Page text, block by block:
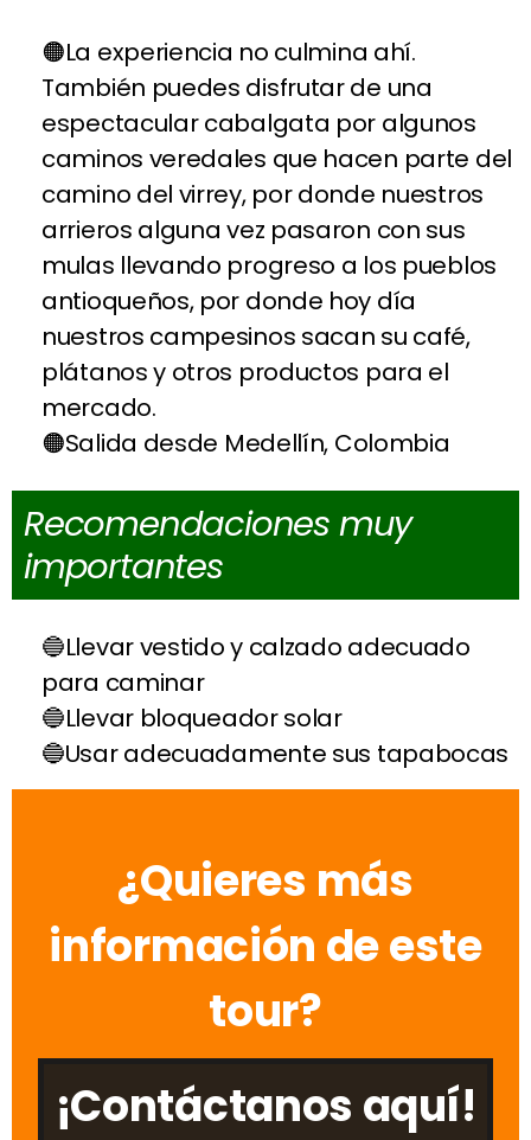
La experiencia no culmina ahí.
También puedes disfrutar de una
espectacular cabalgata por algunos
caminos veredales que hacen parte del
camino del virrey, por donde nuestros
arrieros alguna vez pasaron con sus
mulas llevando progreso a los pueblos
antioqueños, por donde hoy día
nuestros campesinos sacan su café,
plátanos y otros productos para el
mercado.
Salida desde Medellín, Colombia
Recomendaciones muy
importantes
Llevar vestido y calzado adecuado
para caminar
Llevar bloqueador solar
Usar adecuadamente sus tapabocas
¿Quieres más
información de este
tour?
¡Contáctanos aquí!